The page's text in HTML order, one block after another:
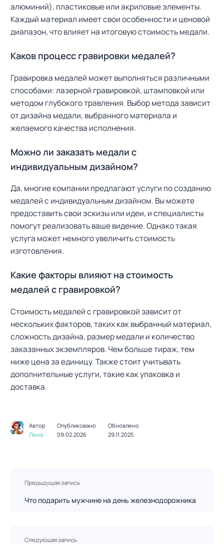
алюминий), пластиковые или акриловые элементы.
Каждый материал имеет свои особенности и ценовой
диапазон, что влияет на итоговую стоимость медали.
Каков процесс гравировки медалей?
Гравировка медалей может выполняться различными
способами: лазерной гравировкой, штамповкой или
методом глубокого травления. Выбор метода зависит
от дизайна медали, выбранного материала и
желаемого качества исполнения.
Можно ли заказать медали с
индивидуальным дизайном?
Да, многие компании предлагают услуги по созданию
медалей с индивидуальным дизайном. Вы можете
предоставить свои эскизы или идеи, и специалисты
помогут реализовать ваше видение. Однако такая
услуга может немного увеличить стоимость
изготовления.
Какие факторы влияют на стоимость
медалей с гравировкой?
Стоимость медалей с гравировкой зависит от
нескольких факторов, таких как выбранный материал,
сложность дизайна, размер медали и количество
заказанных экземпляров. Чем больше тираж, тем
ниже цена за единицу. Также стоит учитывать
дополнительные услуги, такие как упаковка и
доставка.
Автор
Лена
Опубликовано
09.02.2026
Обновлено
29.11.2025
Предыдущая запись
Что подарить мужчине на день железнодорожника
Следующая запись